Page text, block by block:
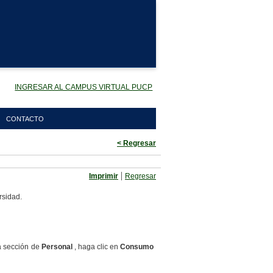
INGRESAR AL CAMPUS VIRTUAL PUCP
CONTACTO
< Regresar
Imprimir | Regresar
sección de Personal , haga clic enConsumo